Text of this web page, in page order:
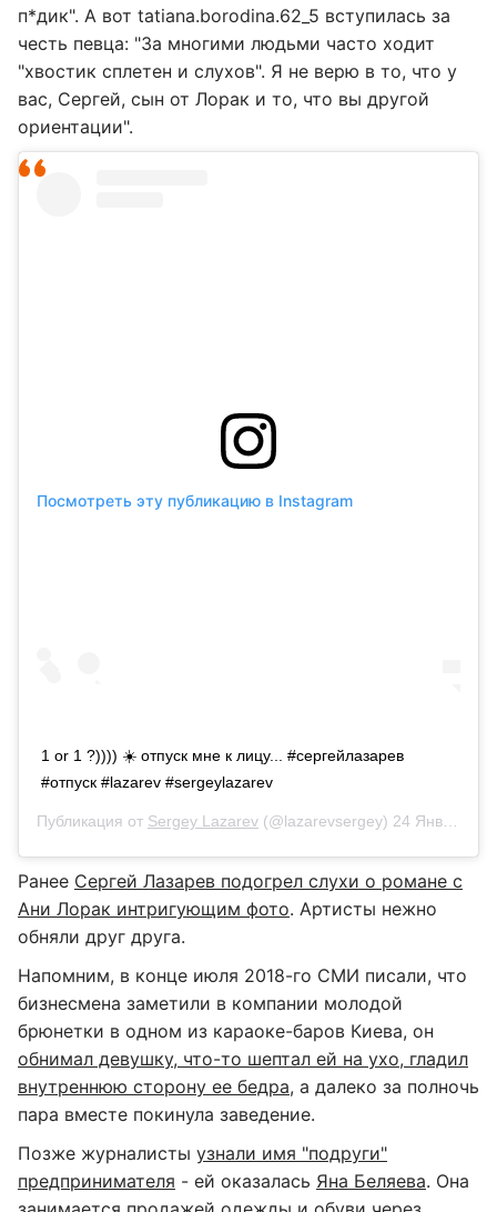
п*дик". А вот tatiana.borodina.62_5 вступилась за
честь певца: "За многими людьми часто ходит
"хвостик сплетен и слухов". Я не верю в то, что у
вас, Сергей, сын от Лорак и то, что вы другой
ориентации".
Посмотреть эту публикацию в Instagram
1 or 1 ?)))) ☀️ отпуск мне к лицу... #сергейлазарев
#отпуск #lazarev #sergeylazarev
Публикация от Sergey Lazarev (@lazarevsergey) 24 Янв 2019 в 3:08 PST
Ранее Сергей Лазарев подогрел слухи о романе с
Ани Лорак интригующим фото. Артисты нежно
обняли друг друга.
Напомним, в конце июля 2018-го СМИ писали, что
бизнесмена заметили в компании молодой
брюнетки в одном из караоке-баров Киева, он
обнимал девушку, что-то шептал ей на ухо, гладил
внутреннюю сторону ее бедра, а далеко за полночь
пара вместе покинула заведение.
Позже журналисты узнали имя "подруги"
предпринимателя - ей оказалась Яна Беляева. Она